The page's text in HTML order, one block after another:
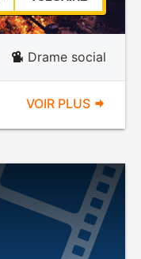
Drame social
VOIR PLUS